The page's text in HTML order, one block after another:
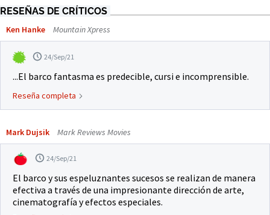
RESEÑAS DE CRÍTICOS
Ken Hanke Mountain Xpress
24/Sep/21
...El barco fantasma es predecible, cursi e incomprensible.
Reseña completa
Mark Dujsik Mark Reviews Movies
24/Sep/21
El barco y sus espeluznantes sucesos se realizan de manera
efectiva a través de una impresionante dirección de arte,
cinematografía y efectos especiales.